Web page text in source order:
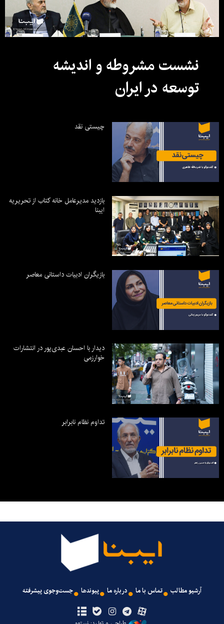
نشست مشروطه و اندیشه
توسعه در ایران
چیستی نقد
بازدید مدیرعامل خانه کتاب از تحریریه
ایبنا
بازیگران ادبیات داستانی معاصر
دیدار با احسان عبدی‌پور در انتشارات
خوارزمی
تداوم نظام نابرابر
آرشیو مطالب تماس با ما درباره ما پیوندها جست‌وجوی پیشرفته